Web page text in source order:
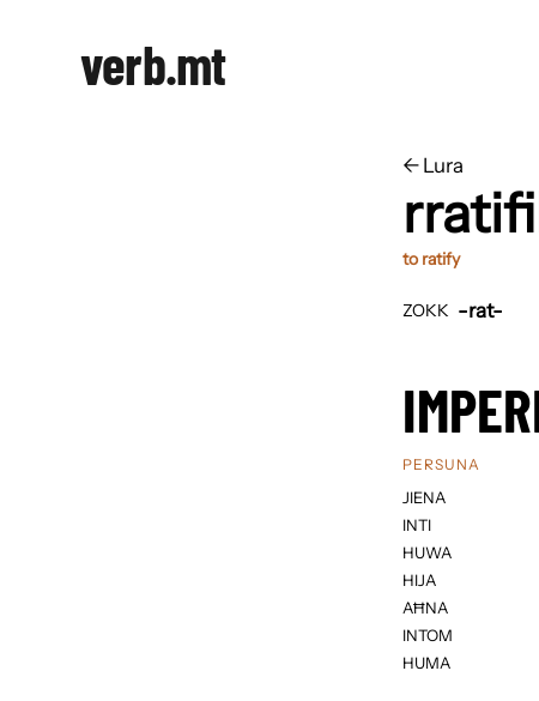
verb.mt
← ​​Lura
to ratify
ZOKK -rat-
PERSUNA
JIENA
INTI
HUWA
HIJA
AĦNA
INTOM
HUMA